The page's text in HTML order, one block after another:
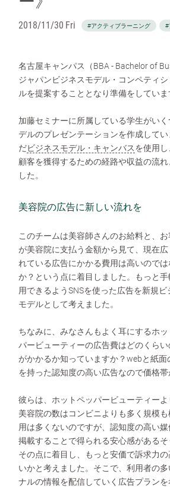
2018/11/30 Fri #アクティブラーニング #
名古屋キャンパス（BBA - Bachelor of
ジャパンビジネスモデル・コンペティ
ルを提案することとなり準備をしていま
加藤セミナーに所属している学生がい
デルのプレゼンテーションを作成して
だビジネスモデル・キャンバスを使用
顧客を獲得するための経路や収益の流
した。
美容院の広告に新しい流れを
このチームは美容師さんのお給料と、お
が美容院に支払う金額から見て、現在広
れている広告にかかる費用は高いのでは
か？という点に着目しました。もっと手
用できるようSNSを使った広告を新規ビ
モデルとして考えました。
ちなみに、みなさんもよく耳にするホッ
パービューティーの広告費はどのくらい
がかかるか知っていますか？webと紙面
を持った認知度の高い広告なので価格
彼らは、ホットペッパービューティー
美容院の数はコンビニよりも多く規模
用は多くないのですが、認知度の高い
掲載することで得られる安心感があるそ
その点に着目し、もっと安価で訴求力
いかと考えました。そこで、利用者の
ナルの情報を配信していく広告プランを